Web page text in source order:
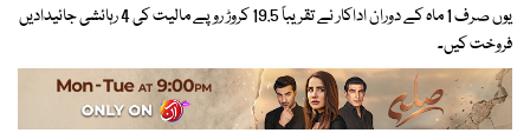
یوں صرف 1 ماہ کے دوران اداکار نے تقریباً 19.5 کروڑ روپے مالیت کی 4 رہائشی جائیدادیں
فروخت کیں۔